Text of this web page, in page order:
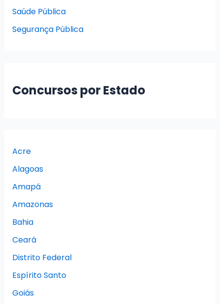
Saúde Pública
Segurança Pública
Concursos por Estado
Acre
Alagoas
Amapá
Amazonas
Bahia
Ceará
Distrito Federal
Espírito Santo
Goiás